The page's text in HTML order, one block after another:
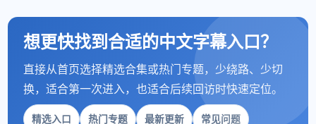
想更快找到合适的中文字幕入口？
直接从首页选择精选合集或热门专题，少绕路、少切
换，适合第一次进入，也适合后续回访时快速定位。
精选入口 热门专题 最新更新 常见问题